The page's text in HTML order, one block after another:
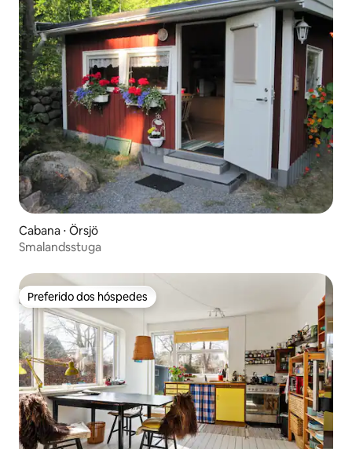
Cabana ⋅ Örsjö
Smalandsstuga
Preferido dos hóspedes
Preferido dos hóspedes